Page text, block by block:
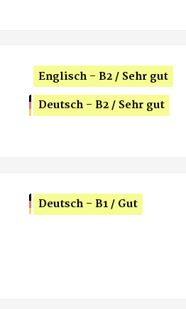
Englisch - B2 / Sehr gut
Deutsch - B2 / Sehr gut
Deutsch - B1 / Gut